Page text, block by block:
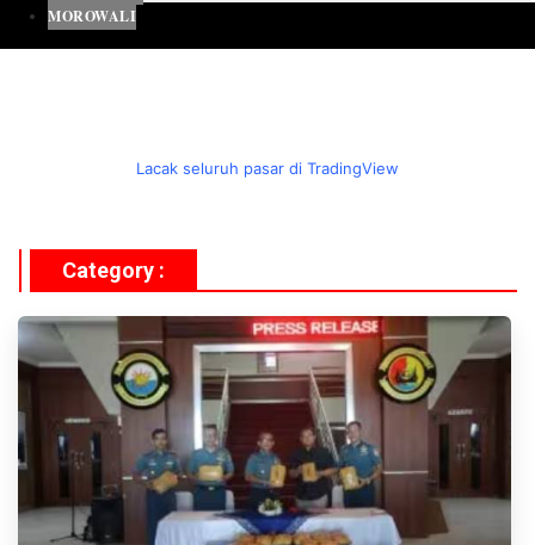
MOROWALI
Lacak seluruh pasar di TradingView
Category :